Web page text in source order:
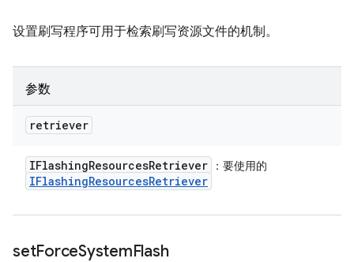
设置刷写程序可用于检索刷写资源文件的机制。
参数
retriever
IFlashingResourcesRetriever ：要使用的
IFlashingResourcesRetriever
setForceSystemFlash